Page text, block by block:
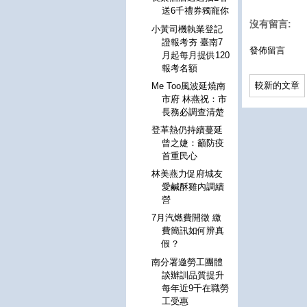
沒有留言:
發佈留言
較新的文章
送6千禮券獨寵你
小黃司機執業登記
證報考夯 臺南7
月起每月提供120
報考名額
Me Too風波延燒南
市府 林燕祝：市
長務必調查清楚
登革熱仍持續蔓延
曾之婕：籲防疫
首重民心
林美燕力促府城友
愛鹹酥雞內調續
營
7月汽燃費開徵 繳
費簡訊如何辨真
假？
南分署邀勞工團體
談辦訓品質提升
每年近9千在職勞
工受惠